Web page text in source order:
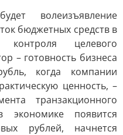
волеизъявление
бюджетных средств в
целевого
– готовность бизнеса
когда компании
ценность, –
транзакционного
появится
рублей, начнется